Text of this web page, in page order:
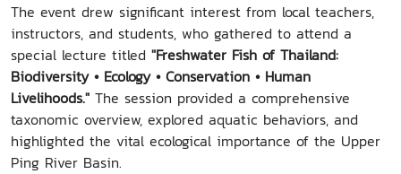
The event drew significant interest from local teachers,
instructors, and students, who gathered to attend a
special lecture titled "Freshwater Fish of Thailand:
Biodiversity • Ecology • Conservation • Human
Livelihoods." The session provided a comprehensive
taxonomic overview, explored aquatic behaviors, and
highlighted the vital ecological importance of the Upper
Ping River Basin.